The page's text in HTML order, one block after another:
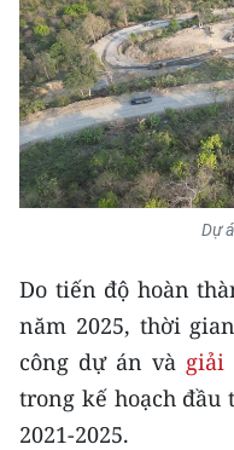
TRI THỨC CHUYÊN
54 DÂN TỘC VIỆT NAM
CHƯƠNG TRÌNH
MỘT SẢN PHẨM
MEDIA CENTER
E-Magazine
Video
Dự
Do tiến độ hoàn
năm 2025, thời
công dự án và giải
trong kế hoạch đầu
2021-2025.